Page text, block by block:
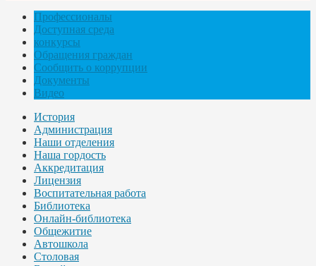
Профессионалы
Доступная среда
конкурсы
Обращения граждан
Сообщить о коррупции
Документы
Видео
История
Администрация
Наши отделения
Наша гордость
Аккредитация
Лицензия
Воспитательная работа
Библиотека
Онлайн-библиотека
Общежитие
Автошкола
Столовая